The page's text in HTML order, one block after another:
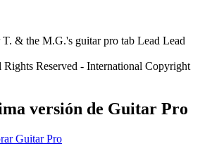
Reserved - International Copyright
versión de Guitar Pro
Guitar Pro